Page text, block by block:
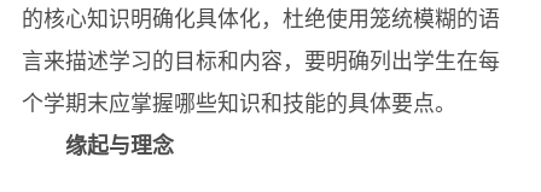
The Gothic Cathedral
哥特式大教堂
The Renaissance
文艺复兴时期的艺术
的核心知识明确化具体化，杜绝使用笼统模糊的语
言来描述学习的目标和内容，要明确列出学生在每
个学期末应掌握哪些知识和技能的具体要点。
缘起与理念